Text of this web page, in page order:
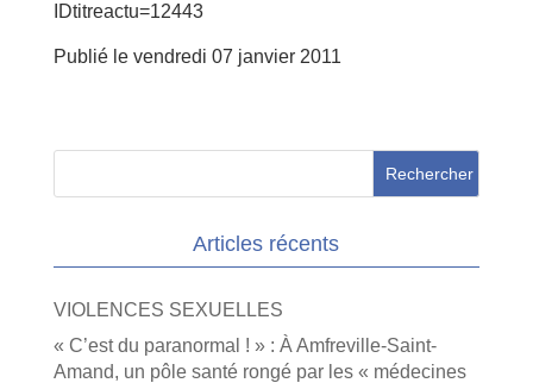
IDtitreactu=12443
Publié le vendredi 07 janvier 2011
Articles récents
VIOLENCES SEXUELLES
« C’est du paranormal ! » : À Amfreville-Saint-
Amand, un pôle santé rongé par les « médecines